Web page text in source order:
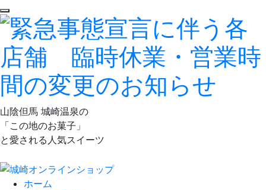
山陰但馬 城崎温泉の
「この地のお菓子」
と愛される人気スイーツ
ホーム